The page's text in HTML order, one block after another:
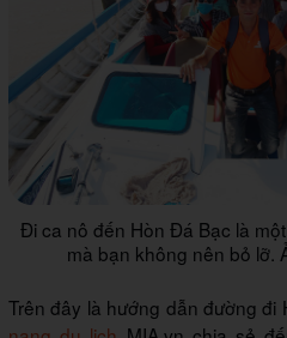
Đi ca nô đến Hòn Đá Bạc là
mà bạn không nên bỏ lỡ.
Trên đây là hướng dẫn đường đi